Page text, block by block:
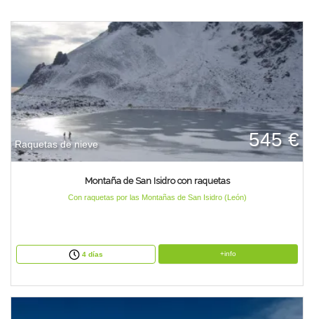
Raquetas de nieve 545 €
Montaña de San Isidro con raquetas
Con raquetas por las Montañas de San Isidro (León)
4 días +info